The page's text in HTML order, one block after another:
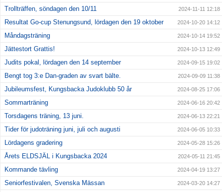
Trollträffen, söndagen den 10/11 2024-11-11 12:18
Resultat Go-cup Stenungsund, lördagen den 19 oktober 2024-10-20 14:12
Måndagsträning 2024-10-14 19:52
Jättestort Grattis! 2024-10-13 12:49
Judits pokal, lördagen den 14 september 2024-09-15 19:02
Bengt tog 3:e Dan-graden av svart bälte. 2024-09-09 11:38
Jubileumsfest, Kungsbacka Judoklubb 50 år 2024-08-25 17:06
Sommarträning 2024-06-16 20:42
Torsdagens träning, 13 juni. 2024-06-13 22:21
Tider för judoträning juni, juli och augusti 2024-06-05 10:33
Lördagens gradering 2024-05-28 15:26
Årets ELDSJÄL i Kungsbacka 2024 2024-05-11 21:45
Kommande tävling 2024-04-19 13:27
Seniorfestivalen, Svenska Mässan 2024-03-20 14:27